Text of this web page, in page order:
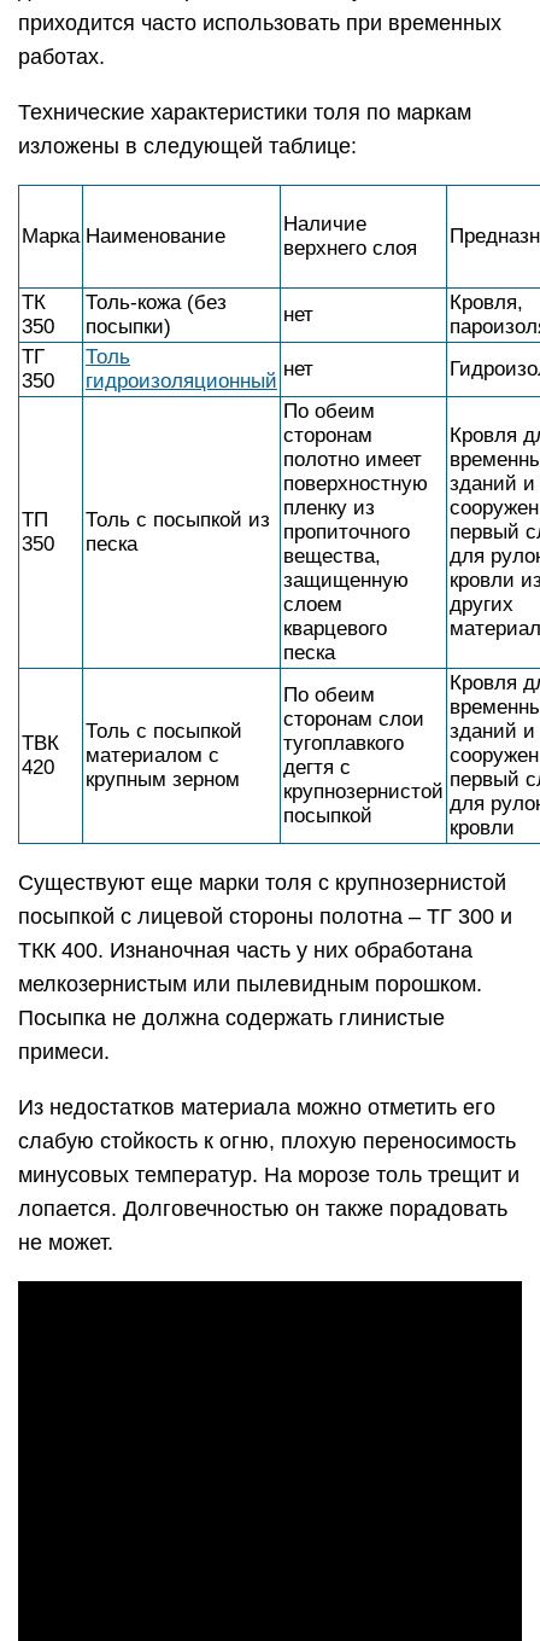
приходится часто использовать при временных
работах.
Технические характеристики толя по маркам
изложены в следующей таблице:
Марка Наименование
Наличие
верхнего слоя
ТК
350
Толь-кожа (без
посыпки)
нет
Кровля,
ТГ
350
Толь
гидроизоляционный
нет
ТП
350
Толь с посыпкой из
песка
По обеим
сторонам
полотно имеет
поверхностную
пленку из
пропиточного
вещества,
защищенную
слоем
кварцевого
песка
Кровля
зданий и
первый
для
кровли
других
ТВК
420
Толь с посыпкой
материалом с
крупным зерном
По обеим
сторонам слои
тугоплавкого
дегтя с
крупнозернистой
посыпкой
Кровля
зданий и
первый
для
кровли
Существуют еще марки толя с крупнозернистой
посыпкой с лицевой стороны полотна – ТГ 300 и
ТКК 400. Изнаночная часть у них обработана
мелкозернистым или пылевидным порошком.
Посыпка не должна содержать глинистые
примеси.
Из недостатков материала можно отметить его
слабую стойкость к огню, плохую переносимость
минусовых температур. На морозе толь трещит и
лопается. Долговечностью он также порадовать
не может.